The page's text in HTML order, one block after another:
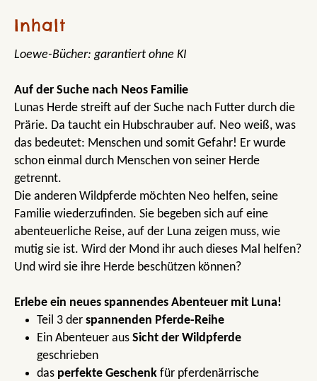
Inhalt
Loewe-Bücher: garantiert ohne KI
Auf der Suche nach Neos Familie
Lunas Herde streift auf der Suche nach Futter durch die
Prärie. Da taucht ein Hubschrauber auf. Neo weiß, was
das bedeutet: Menschen und somit Gefahr! Er wurde
schon einmal durch Menschen von seiner Herde
getrennt.
Die anderen Wildpferde möchten Neo helfen, seine
Familie wiederzufinden. Sie begeben sich auf eine
abenteuerliche Reise, auf der Luna zeigen muss, wie
mutig sie ist. Wird der Mond ihr auch dieses Mal helfen?
Und wird sie ihre Herde beschützen können?
Erlebe ein neues spannendes Abenteuer mit Luna!
Teil 3 der spannenden Pferde-Reihe
Ein Abenteuer aus Sicht der Wildpferde
geschrieben
das perfekte Geschenk für pferdenärrische